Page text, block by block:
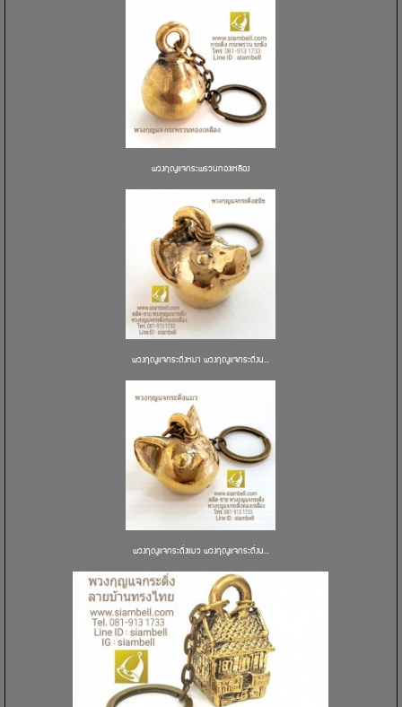
พวงกุญแจกระพรวนทองเหลือง
พวงกุญแจกระดิ่งหมา พวงกุญแจกระดิ่งน...
พวงกุญแจกระดิ่งแมว พวงกุญแจกระดิ่งน...